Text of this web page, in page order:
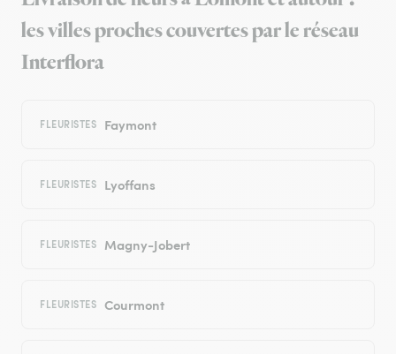
les villes proches couvertes par le réseau
Interflora
FLEURISTES Faymont
FLEURISTES Lyoffans
FLEURISTES Magny-Jobert
FLEURISTES Courmont